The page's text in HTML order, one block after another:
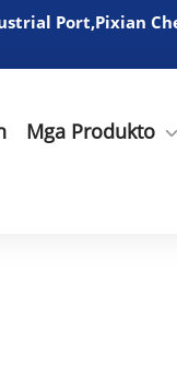
Port,Pixian
Mga Produkto